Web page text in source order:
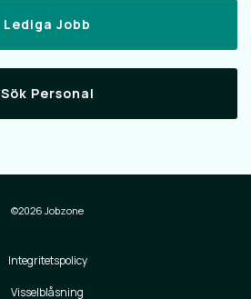
Lediga Jobb
Sök Personal
©2026 Jobzone
Integritetspolicy
Visselblåsning